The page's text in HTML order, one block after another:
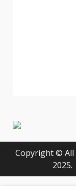
Copyright © All
2025.